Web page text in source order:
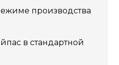
производства
в стандартной